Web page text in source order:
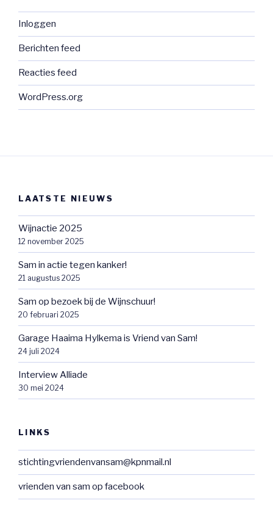
Inloggen
Berichten feed
Reacties feed
WordPress.org
LAATSTE NIEUWS
Wijnactie 2025
12 november 2025
Sam in actie tegen kanker!
21 augustus 2025
Sam op bezoek bij de Wijnschuur!
20 februari 2025
Garage Haaima Hylkema is Vriend van Sam!
24 juli 2024
Interview Alliade
30 mei 2024
LINKS
stichtingvriendenvansam@kpnmail.nl
vrienden van sam op facebook